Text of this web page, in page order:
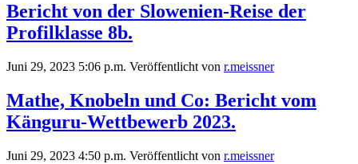
Bericht von der Slowenien-Reise der
Profilklasse 8b.
Juni 29, 2023 5:06 p.m. Veröffentlicht von r.meissner
Mathe, Knobeln und Co: Bericht vom
Känguru-Wettbewerb 2023.
Juni 29, 2023 4:50 p.m. Veröffentlicht von r.meissner